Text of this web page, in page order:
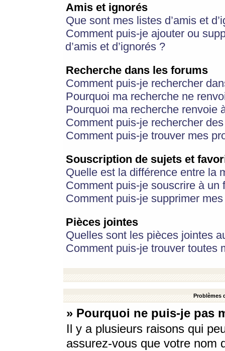
Amis et ignorés
Que sont mes listes d’amis et
Comment puis-je ajouter ou
d’amis et d’ignorés ?
Recherche dans les forums
Comment puis-je rechercher
Pourquoi ma recherche ne
Pourquoi ma recherche renvoie
Comment puis-je rechercher
Comment puis-je trouver mes
Souscription de sujets et
Quelle est la différence entre la
Comment puis-je souscrire à
Comment puis-je supprimer
Pièces jointes
Quelles sont les pièces jointes
Comment puis-je trouver toutes
Problèmes
» Pourquoi ne puis-je pas
Il y a plusieurs raisons qui
assurez-vous que votre nom